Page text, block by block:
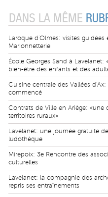
DANS LA MÊME
Laroque d'Olmes: visites guidées
Marionnetterie
École Georges Sand à
bien-être des enfants et des
Cuisine centrale des Vallées
commencé
Contrats de Ville en Ariège: «une
territoires ruraux»
Lavelanet: une journée gratuite
ludothèque
Mirepoix: 3e Rencontre des
culturelles
Lavelanet: la compagnie des
repris ses entraînements